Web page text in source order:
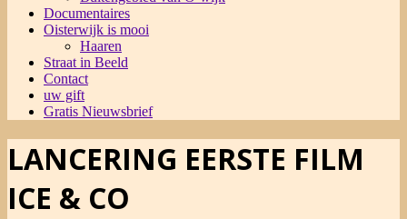
Documentaires
Oisterwijk is mooi
Haaren
Straat in Beeld
Contact
uw gift
Gratis Nieuwsbrief
LANCERING EERSTE FILM
ICE & CO